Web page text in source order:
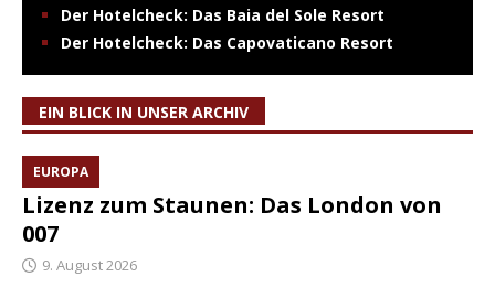
Der Hotelcheck: Das Baia del Sole Resort
Der Hotelcheck: Das Capovaticano Resort
EIN BLICK IN UNSER ARCHIV
EUROPA
Lizenz zum Staunen: Das London von
007
9. August 2026